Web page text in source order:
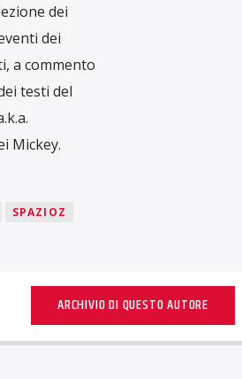
dei
dei
a commento
testi del
Mickey.
SPAZIOZ
ARCHIVIO DI QUESTO AUTORE